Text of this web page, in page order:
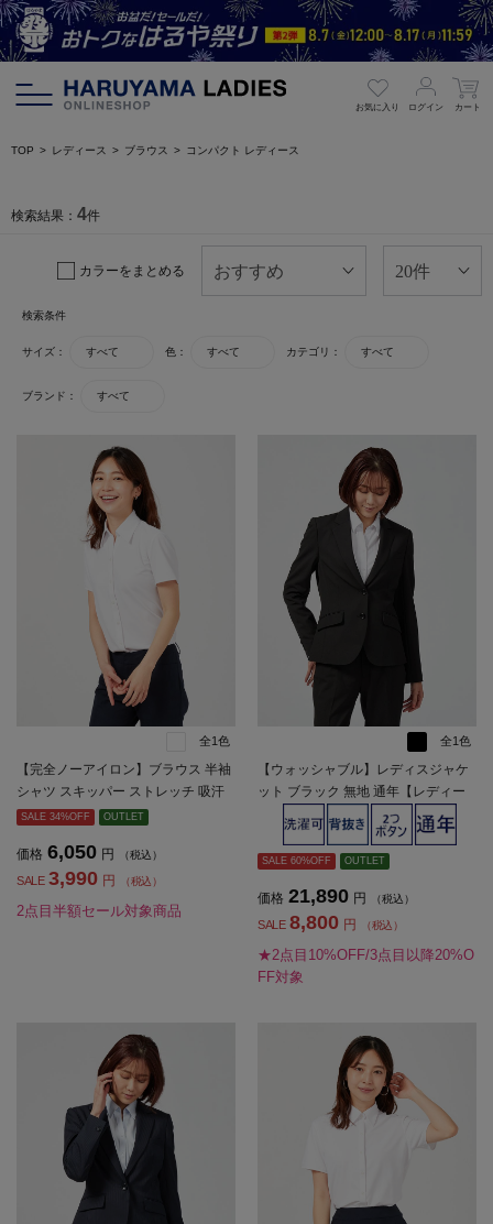
お気に入り ログイン カート
TOP レディース ブラウス コンパクト レディース
検索結果： 4件
カラーをまとめる
検索条件
サイズ： すべて 色： すべて カテゴリ： すべて
ブランド： すべて
全1色
【完全ノーアイロン】ブラウス 半袖
シャツ スキッパー ストレッチ 吸汗
速乾 白無地 i-shirt 春夏【レディー
SALE 34%OFF OUTLET
価格 6,050 円 （税込）
SALE 3,990 円 （税込）
2点目半額セール対象商品
全1色
【ウォッシャブル】レディスジャケ
ット ブラック 無地 通年【レディー
SALE 60%OFF OUTLET
価格 21,890 円 （税込）
SALE 8,800 円 （税込）
★2点目10%OFF/3点目以降20%O
FF対象